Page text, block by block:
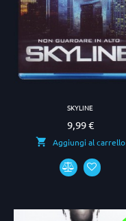
SKYLINE
Prezzo
9,99 €
Aggiungi al carrello